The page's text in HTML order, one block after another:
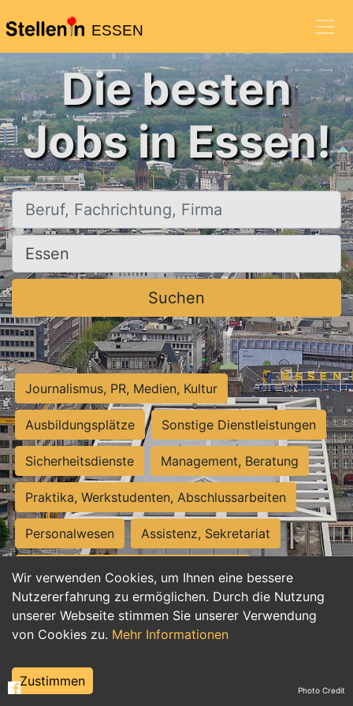
ESSEN
Wir verwenden Cookies, um Ihnen eine bessere
Nutzererfahrung zu ermöglichen. Durch die Nutzung
unserer Webseite stimmen Sie unserer Verwendung
von Cookies zu. Mehr Informationen
Zustimmen
Die besten
Jobs in Essen!
Beruf, Fachrichtung, Firma
Ort, Stadt
Suchen
Journalismus, PR, Medien, Kultur
Ausbildungsplätze Sonstige Dienstleistungen
Sicherheitsdienste Management, Beratung
Praktika, Werkstudenten, Abschlussarbeiten
Personalwesen Assistenz, Sekretariat
Hilfskräfte, Aushilfs- und Nebenjobs
Einkauf, Logistik, Materialwirtschaft
Weiterbildung, Studium, duale Ausbildung
Tourismus
Photo Credit